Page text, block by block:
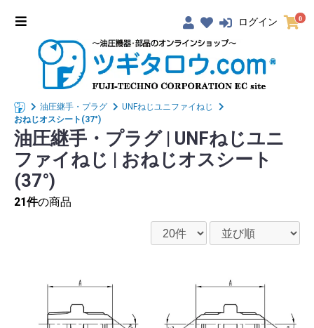
ログイン 0
油圧継手・プラグ
UNFねじユニファイねじ
おねじオスシート(37°)
油圧継手・プラグ | UNFねじユニ
ファイねじ | おねじオスシート
(37°)
21件の商品